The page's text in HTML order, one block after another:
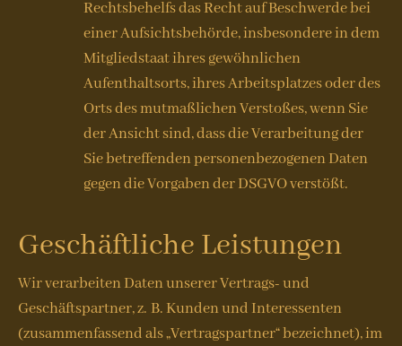
Rechtsbehelfs das Recht auf Beschwerde bei
einer Aufsichtsbehörde, insbesondere in dem
Mitgliedstaat ihres gewöhnlichen
Aufenthaltsorts, ihres Arbeitsplatzes oder des
Orts des mutmaßlichen Verstoßes, wenn Sie
der Ansicht sind, dass die Verarbeitung der
Sie betreffenden personenbezogenen Daten
gegen die Vorgaben der DSGVO verstößt.
Geschäftliche Leistungen
Wir verarbeiten Daten unserer Vertrags- und
Geschäftspartner, z. B. Kunden und Interessenten
(zusammenfassend als „Vertragspartner“ bezeichnet), im